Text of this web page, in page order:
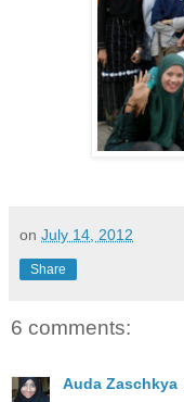
on July 14, 2012
Share
6 comments:
Auda Zaschkya